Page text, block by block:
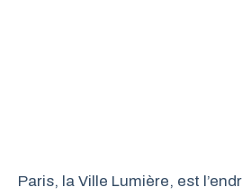
Paris, la Ville Lumière, est